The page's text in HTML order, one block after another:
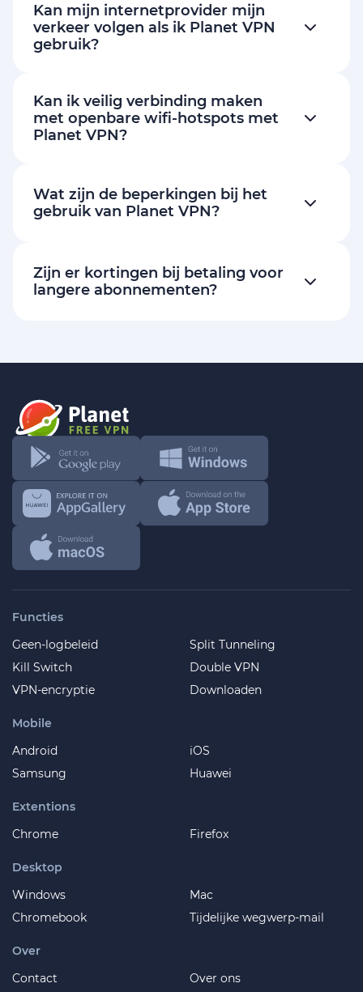
Kan mijn internetprovider mijn
verkeer volgen als ik Planet VPN
gebruik?
Kan ik veilig verbinding maken
met openbare wifi-hotspots met
Planet VPN?
Wat zijn de beperkingen bij het
gebruik van Planet VPN?
Zijn er kortingen bij betaling voor
langere abonnementen?
Mobile
Android
iOS
Samsung
Huawei
Extentions
Chrome
Firefox
Over
Contact
Over ons
Functies
Geen-logbeleid
Split Tunneling
Kill Switch
Double VPN
VPN-encryptie
Downloaden
Desktop
Windows
Mac
Chromebook
Tijdelijke wegwerp-mail